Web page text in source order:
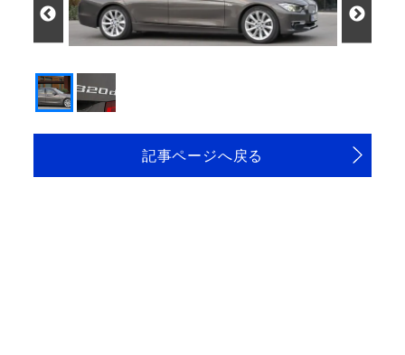
記事ページへ戻る